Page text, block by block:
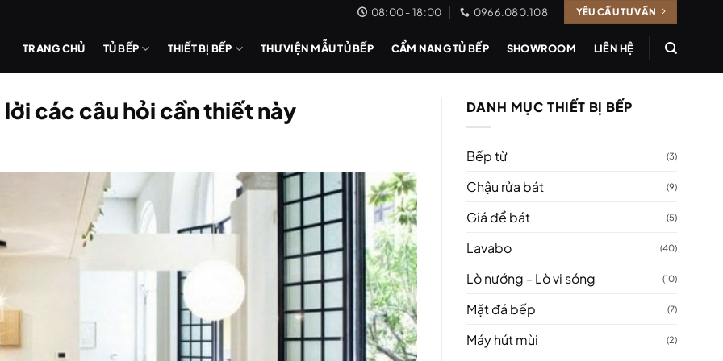
08:00 - 18:00 0966.080.108 YÊU CẦU TƯ VẤN
TRANG CHỦ TỦ BẾP THIẾT BỊ BẾP THƯ VIỆN MẪU TỦ BẾP CẨM NANG TỦ BẾP SHOWROOM LIÊN HỆ
các câu hỏi cần thiết này DANH MỤC THIẾT BỊ BẾP
Bếp từ (3)
Chậu rửa bát (9)
Giá để bát (5)
Lavabo (40)
Lò nướng - Lò vi sóng (10)
Mặt đá bếp (7)
Máy hút mùi (2)